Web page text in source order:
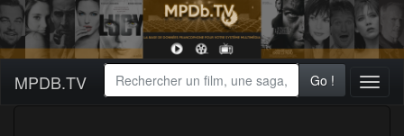
MPDB.TV Go !